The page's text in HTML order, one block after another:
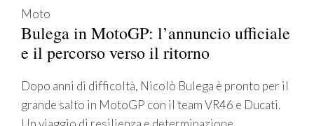
Moto
Bulega in MotoGP: l’annuncio ufficiale
e il percorso verso il ritorno
Dopo anni di difficoltà, Nicolò Bulega è pronto per il
grande salto in MotoGP con il team VR46 e Ducati.